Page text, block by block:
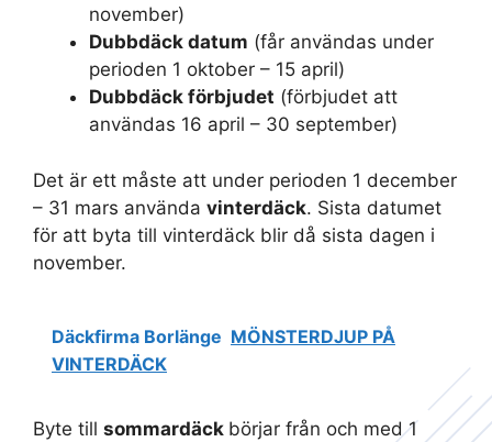
november)
Dubbdäck datum (får användas under
perioden 1 oktober – 15 april)
Dubbdäck förbjudet (förbjudet att
användas 16 april – 30 september)
Det är ett måste att under perioden 1 december
– 31 mars använda vinterdäck. Sista datumet
för att byta till vinterdäck blir då sista dagen i
november.
Däckfirma Borlänge MÖNSTERDJUP PÅ
VINTERDÄCK
Byte till sommardäck börjar från och med 1